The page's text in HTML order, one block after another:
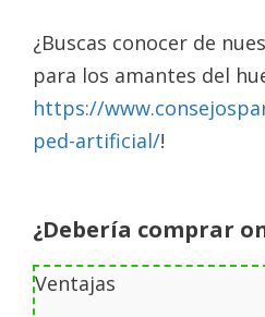
¿Buscas conocer de
para los amantes del
https://
ped-artificial/!
¿Debería comprar
Ventajas